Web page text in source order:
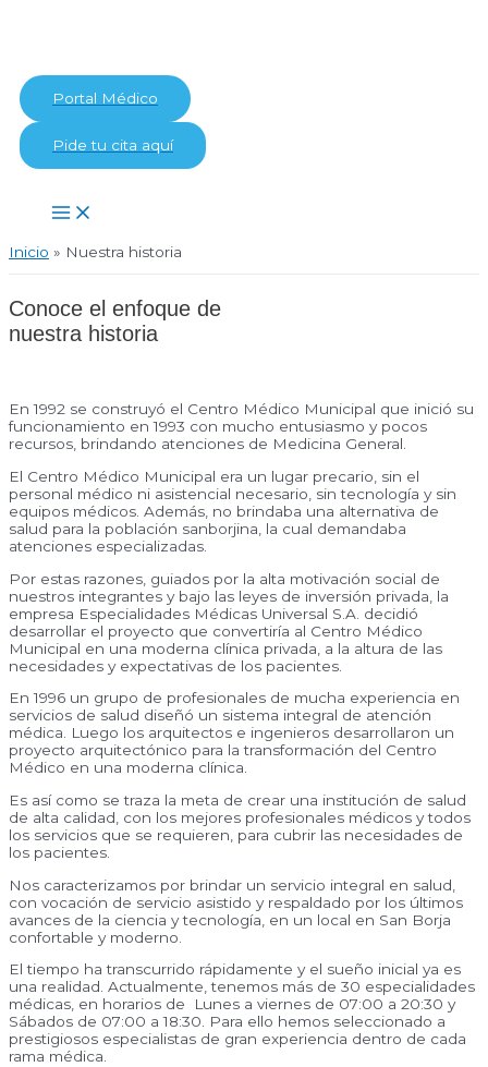
Portal Médico
Pide tu cita aquí
Main
Menu
Inicio
Nuestra historia
Conoce el enfoque de
nuestra historia
En 1992 se construyó el Centro Médico Municipal que inició su
funcionamiento en 1993 con mucho entusiasmo y pocos
recursos, brindando atenciones de Medicina General.
El Centro Médico Municipal era un lugar precario, sin el
personal médico ni asistencial necesario, sin tecnología y sin
equipos médicos. Además, no brindaba una alternativa de
salud para la población sanborjina, la cual demandaba
atenciones especializadas.
Por estas razones, guiados por la alta motivación social de
nuestros integrantes y bajo las leyes de inversión privada, la
empresa Especialidades Médicas Universal S.A. decidió
desarrollar el proyecto que convertiría al Centro Médico
Municipal en una moderna clínica privada, a la altura de las
necesidades y expectativas de los pacientes.
En 1996 un grupo de profesionales de mucha experiencia en
servicios de salud diseñó un sistema integral de atención
médica. Luego los arquitectos e ingenieros desarrollaron un
proyecto arquitectónico para la transformación del Centro
Médico en una moderna clínica.
Es así como se traza la meta de crear una institución de salud
de alta calidad, con los mejores profesionales médicos y todos
los servicios que se requieren, para cubrir las necesidades de
los pacientes.
Nos caracterizamos por brindar un servicio integral en salud,
con vocación de servicio asistido y respaldado por los últimos
avances de la ciencia y tecnología, en un local en San Borja
confortable y moderno.
El tiempo ha transcurrido rápidamente y el sueño inicial ya es
una realidad. Actualmente, tenemos más de 30 especialidades
médicas, en horarios de Lunes a viernes de 07:00 a 20:30 y
Sábados de 07:00 a 18:30. Para ello hemos seleccionado a
prestigiosos especialistas de gran experiencia dentro de cada
rama médica.